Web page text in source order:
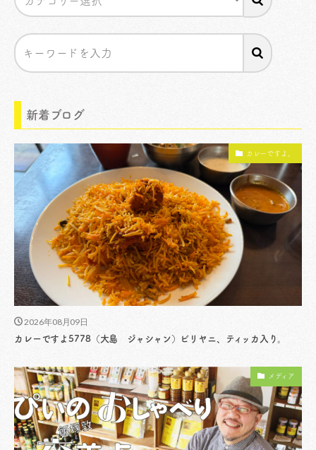
新着ブログ
カレーですよ。
2026年08月09日
カレーですよ5778（大島 ジャシャン）ビリヤニ、ティッカ入り。
メディア